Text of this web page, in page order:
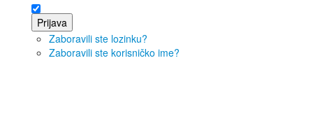
Prijava
Zaboravili ste lozinku?
Zaboravili ste korisničko ime?